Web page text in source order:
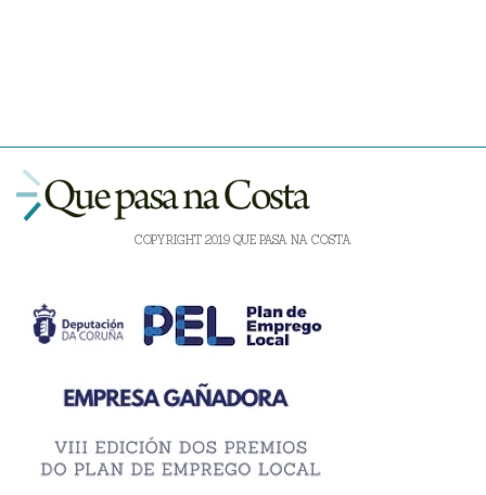
COPYRIGHT 2019 QUE PASA NA COSTA